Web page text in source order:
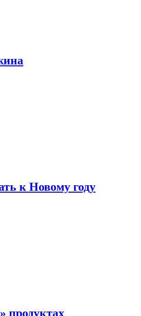
к Новому году
продуктах